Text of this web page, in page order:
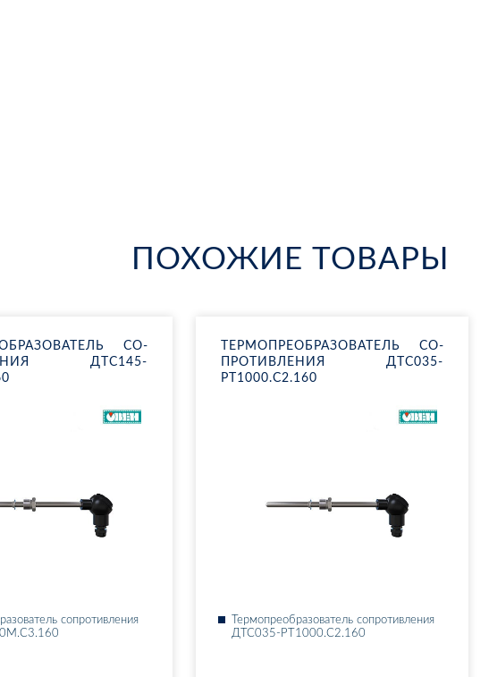
ПОХОЖИЕ ТОВАРЫ
СО­
ДТ­С145-
со­про­тив­ле­ния
ТЕР­МО­ПРЕ­ОБ­РА­ЗО­ВА­ТЕЛЬ СО­
ПРО­ТИВ­ЛЕ­НИЯ ДТ­С035-
РТ1000.С2.160
Тер­мо­пре­об­ра­зо­ва­тель со­про­тив­ле­ния
ДТ­С035-РТ1000.С2.160